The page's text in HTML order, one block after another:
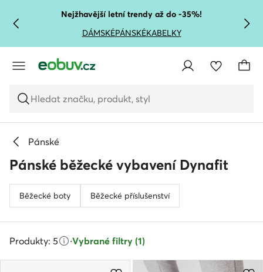
PŘEJÍT NA HLAVNÍ OBSAH
PŘEJÍT NA VYHLEDÁVÁNÍ
Nejžhavější letní trendy až do -35%!
DÁMSKÉPÁNSKÉKABELKY
Hledat značku, produkt, styl
Pánské
Pánské běžecké vybavení Dynafit
Běžecké boty Běžecké příslušenství
Produkty: 5 ·Vybrané filtry (1)